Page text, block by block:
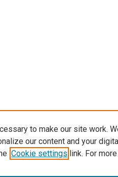
to make our site work.
our content and your
Cookie settings link. For